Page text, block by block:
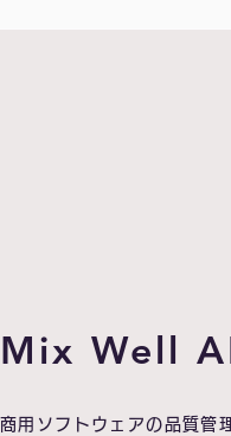
Mix Well
商用ソフトウェアの品質管